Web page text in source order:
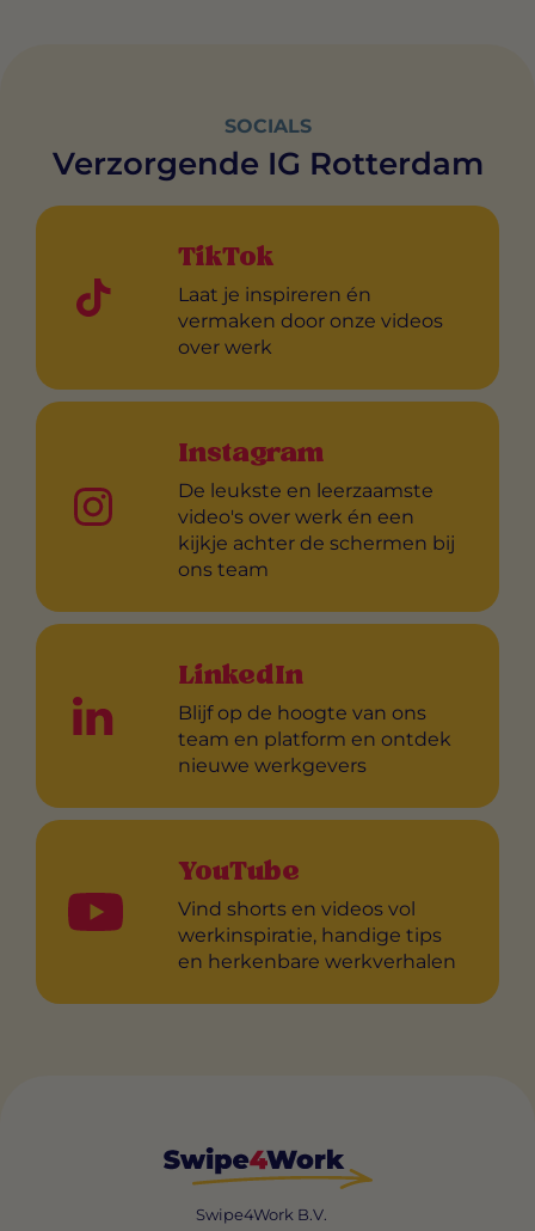
SOCIALS
Verzorgende IG Rotterdam
TikTok
Laat je inspireren én
vermaken door onze videos
over werk
Instagram
De leukste en leerzaamste
video's over werk én een
kijkje achter de schermen bij
ons team
LinkedIn
Blijf op de hoogte van ons
team en platform en ontdek
nieuwe werkgevers
YouTube
Vind shorts en videos vol
werkinspiratie, handige tips
en herkenbare werkverhalen
Swipe4Work B.V.